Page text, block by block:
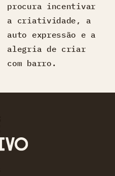
procura incentivar
a criatividade, a
auto expressão e a
alegria de criar
com barro.